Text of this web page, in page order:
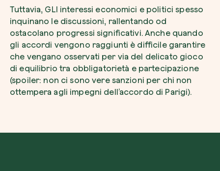
Tuttavia, GLI interessi economici e politici spesso
inquinano le discussioni, rallentando od
ostacolano progressi significativi. Anche quando
gli accordi vengono raggiunti è difficile garantire
che vengano osservati per via del delicato gioco
di equilibrio tra obbligatorietà e partecipazione
(spoiler: non ci sono vere sanzioni per chi non
ottempera agli impegni dell’accordo di Parigi).